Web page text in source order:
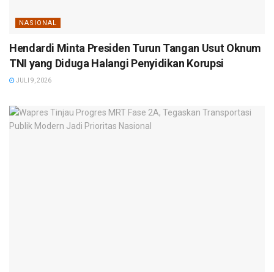
NASIONAL
Hendardi Minta Presiden Turun Tangan Usut Oknum
TNI yang Diduga Halangi Penyidikan Korupsi
JULI 9, 2026